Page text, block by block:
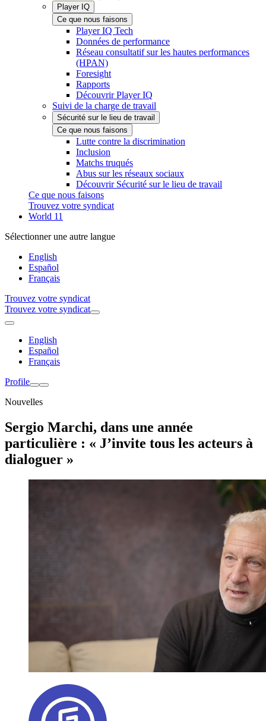
Player IQ
Ce que nous faisons
Player IQ Tech
Données de performance
Réseau consultatif sur les hautes performances
(HPAN)
Foresight
Rapports
Découvrir Player IQ
Suivi de la charge de travail
Sécurité sur le lieu de travail
Ce que nous faisons
Lutte contre la discrimination
Inclusion
Matchs truqués
Abus sur les réseaux sociaux
Découvrir Sécurité sur le lieu de travail
Ce que nous faisons
Trouvez votre syndicat
World 11
Sélectionner une autre langue
English
Español
Français
Trouvez votre syndicat
Trouvez votre syndicat
English
Español
Français
Profile
Nouvelles
Sergio Marchi, dans une année
particulière : « J’invite tous les acteurs à
dialoguer »